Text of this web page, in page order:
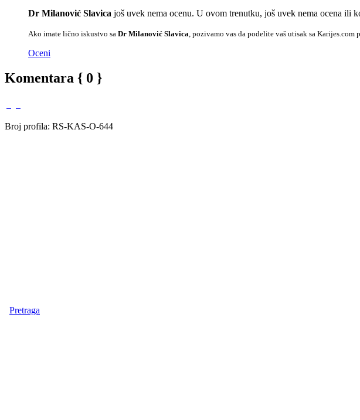
Dr Milanović Slavica još uvek nema ocenu. U ovom trenutku, još uvek nema ocena ili
Ako imate lično iskustvo sa Dr Milanović Slavica , pozivamo vas da podelite vaš utisak sa
Oceni
Komentara { 0 }
Broj profila: RS-KAS-O-644
Pretraga